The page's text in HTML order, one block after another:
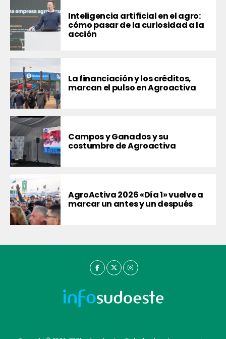
Inteligencia artificial en el agro:
cómo pasar de la curiosidad a la
acción
La financiación y los créditos,
marcan el pulso en Agroactiva
Campos y Ganados y su
costumbre de Agroactiva
AgroActiva 2026 «Día 1» vuelve a
marcar un antes y un después